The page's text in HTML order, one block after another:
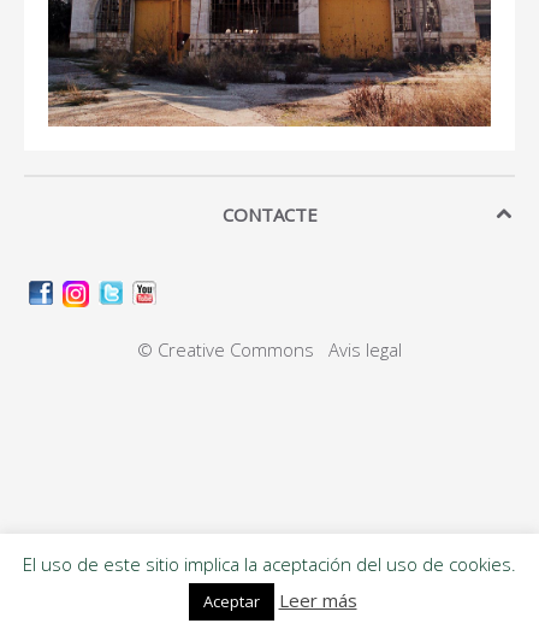
CONTACTE
© Creative Commons Avis legal
El uso de este sitio implica la aceptación del uso de cookies.
Aceptar Leer más